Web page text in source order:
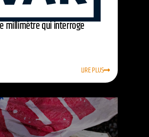
le millimètre qui interroge
LIRE PLUS